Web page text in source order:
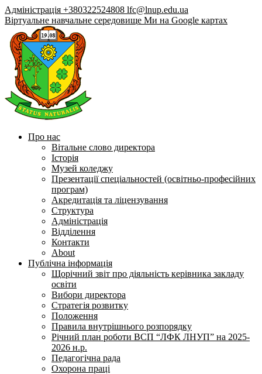
Адміністрація +380322524808 lfc@lnup.edu.ua
Віртуальне навчальне середовище Ми на Google картах
Про нас
Вітальне слово директора
Історія
Музей коледжу
Презентації спеціальностей (освітньо-професійних
програм)
Акредитація та ліцензування
Структура
Адміністрація
Відділення
Контакти
About
Публічна інформація
Щорічний звіт про діяльність керівника закладу
освіти
Вибори директора
Стратегія розвитку
Положення
Правила внутрішнього розпорядку
Річний план роботи ВСП “ЛФК ЛНУП” на 2025-
2026 н.р.
Педагогічна рада
Охорона праці